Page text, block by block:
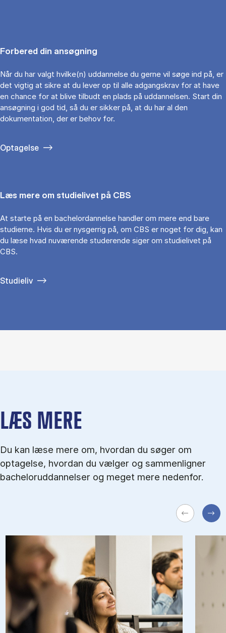
Forbered din ansøgning
Når du har valgt hvilke(n) uddannelse du gerne vil søge ind på, er
det vigtig at sikre at du lever op til alle adgangskrav for at have
en chance for at blive tilbudt en plads på uddannelsen. Start din
ansøgning i god tid, så du er sikker på, at du har al den
dokumentation, der er behov for.
Optagelse
Læs mere om studielivet på CBS
At starte på en bachelordannelse handler om mere end bare
studierne. Hvis du er nysgerrig på, om CBS er noget for dig, kan
du læse hvad nuværende studerende siger om studielivet på
CBS.
Studieliv
LÆS MERE
Du kan læse mere om, hvordan du søger om
optagelse, hvordan du vælger og sammenligner
bacheloruddannelser og meget mere nedenfor.